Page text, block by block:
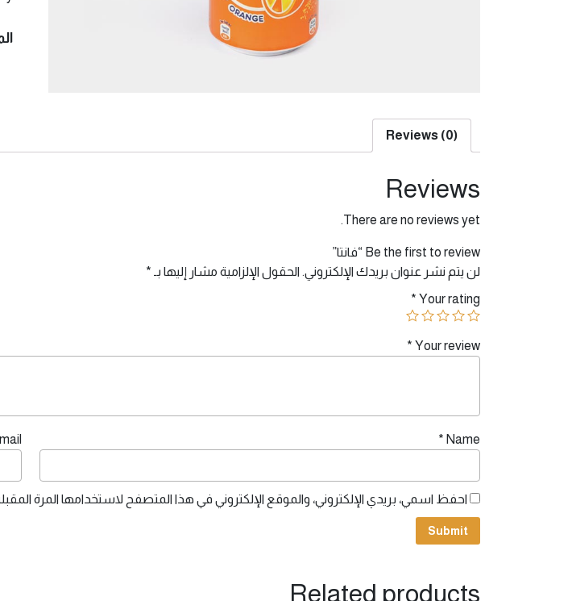
Reviews (0)
Reviews
There are no reviews yet.
Be the first to review “فانتا”
لن يتم نشر عنوان بريدك الإلكتروني. الحقول الإلزامية مشار إليها بـ *
Your rating
*
Your review
*
Name
*
احفظ اسمي، بريدي الإلكتروني، والموقع الإلكتروني في هذا المتصفح لاستخدامها المرة
Related products